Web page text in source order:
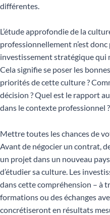
différentes.
L’étude approfondie de la
professionnellement n’est donc
investissement stratégique qui
Cela signifie se poser les
priorités de cette culture ?
décision ? Quel est le rapport
dans le contexte professionnel ?
Mettre toutes les chances de
Avant de négocier un contrat,
un projet dans un nouveau
d’étudier sa culture. Les
dans cette compréhension – à
formations ou des échanges
concrétiseront en résultats